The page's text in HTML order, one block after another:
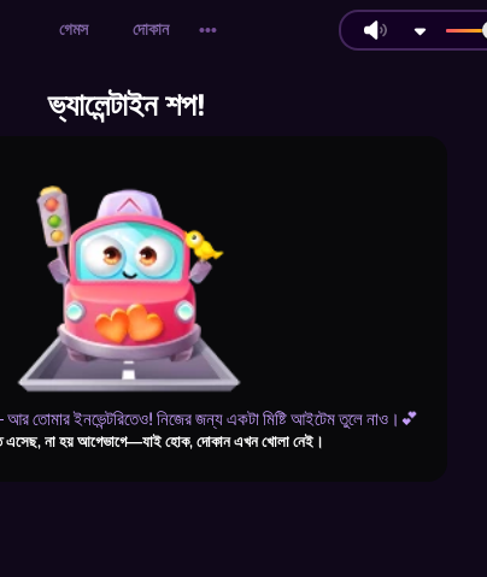
গেমস দোকান •••
ভ্যালেন্টাইন শপ!
তোমার ইনভেন্টরিতেও! নিজের জন্য একটা মিষ্টি আইটেম তুলে নাও।💕
এসেছ, না হয় আগেভাগে—যাই হোক, দোকান এখন খোলা নেই।